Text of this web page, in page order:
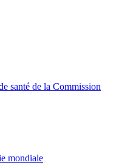
santé de la Commission
mondiale